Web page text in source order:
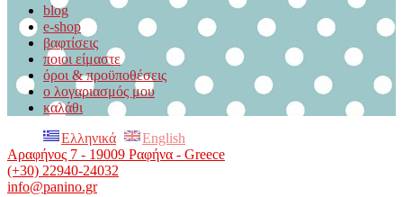
blog
e-shop
βαφτίσεις
ποιοι είμαστε
όροι & προϋποθέσεις
ο λογαριασμός μου
καλάθι
Ελληνικά
English
Αραφήνος 7 - 19009 Ραφήνα - Greece
(+30) 22940-24032
info@panino.gr